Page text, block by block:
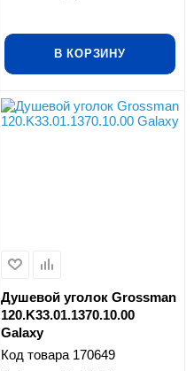
В КОРЗИНУ
Душевой уголок Grossman
120.K33.01.1370.10.00
Galaxy
Код товара 170649